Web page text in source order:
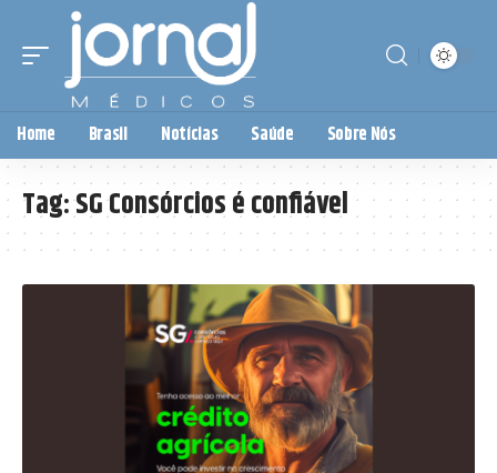
Home Brasil Notícias Saúde Sobre Nós
Tag:SG Consórcios é confiável